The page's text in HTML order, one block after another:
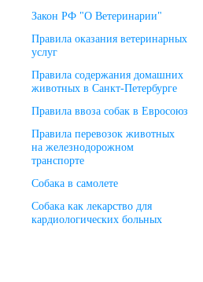
Закон РФ "О Ветеринарии"
Правила оказания ветеринарных
услуг
Правила содержания домашних
животных в Санкт-Петербурге
Правила ввоза собак в Евросоюз
Правила перевозок животных
на железнодорожном
транспорте
Собака в самолете
Собака как лекарство для
кардиологических больных